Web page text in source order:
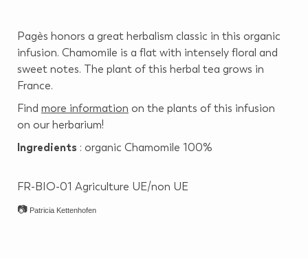
Pagès honors a great herbalism classic in this organic
infusion. Chamomile is a flat with intensely floral and
sweet notes. The plant of this herbal tea grows in
France.
Find more information on the plants of this infusion
on our herbarium!
Ingredients : organic Chamomile 100%
FR-BIO-01 Agriculture UE/non UE
📷 Patricia Kettenhofen